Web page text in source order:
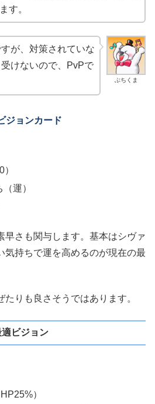
す。
ぶちくま
が、対策されていな
けないので、PvPで
ジョンカード
運）
早さも関与します。基本はシヴァ
気持ちで運を高めるのが現在の最
りも良さそうではあります。
適ビジョン
）